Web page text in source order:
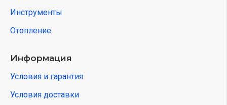
Инструменты
Отопление
Информация
Условия и гарантия
Условия доставки